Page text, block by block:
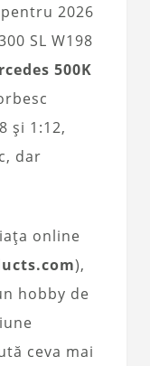
2026
SL W198
500K
și 1:12,
dar
online
),
hobby de
ceva mai